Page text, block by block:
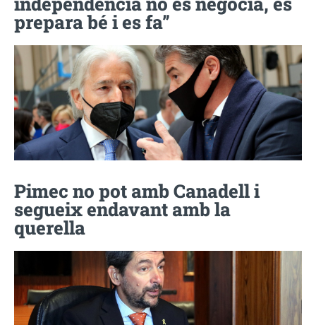
prepara bé i es fa”
Pimec no pot amb Canadell i
segueix endavant amb la
querella